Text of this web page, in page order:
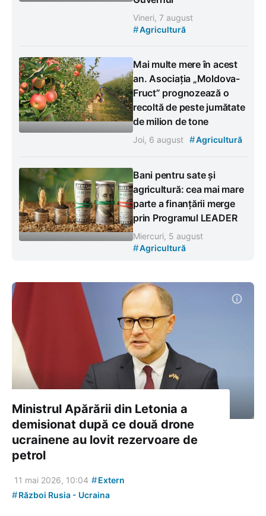
Vineri, 7 august
#Agricultură
Mai multe mere în acest
an. Asociația „Moldova-
Fruct” prognozează o
recoltă de peste jumătate
de milion de tone
Joi, 6 august #Agricultură
Bani pentru sate și
agricultură: cea mai mare
parte a finanțării merge
prin Programul LEADER
Miercuri, 5 august
#Agricultură
Ministrul Apărării din Letonia a
demisionat după ce două drone
ucrainene au lovit rezervoare de
petrol
11 mai 2026, 10:04 #Extern
#Război Rusia - Ucraina